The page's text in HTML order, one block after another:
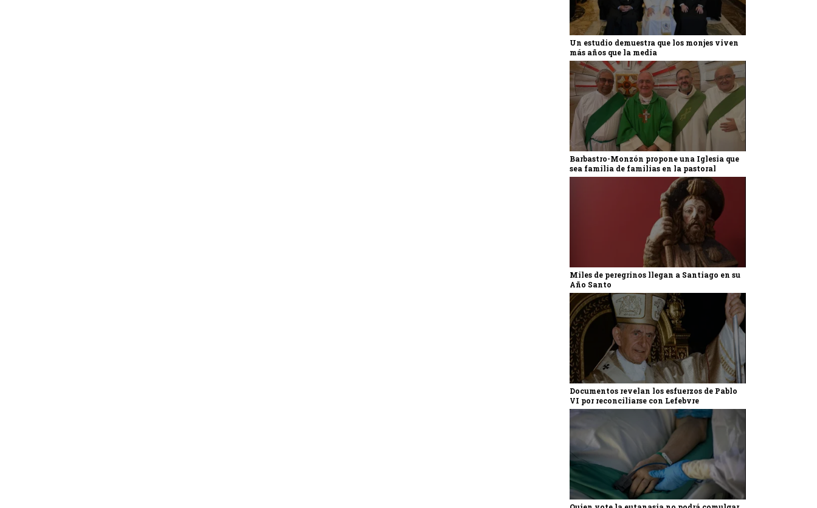
Un estudio demuestra que los monjes viven
más años que la media
Barbastro-Monzón propone una Iglesia que
sea familia de familias en la pastoral
Miles de peregrinos llegan a Santiago en su
Año Santo
Documentos revelan los esfuerzos de Pablo
VI por reconciliarse con Lefebvre